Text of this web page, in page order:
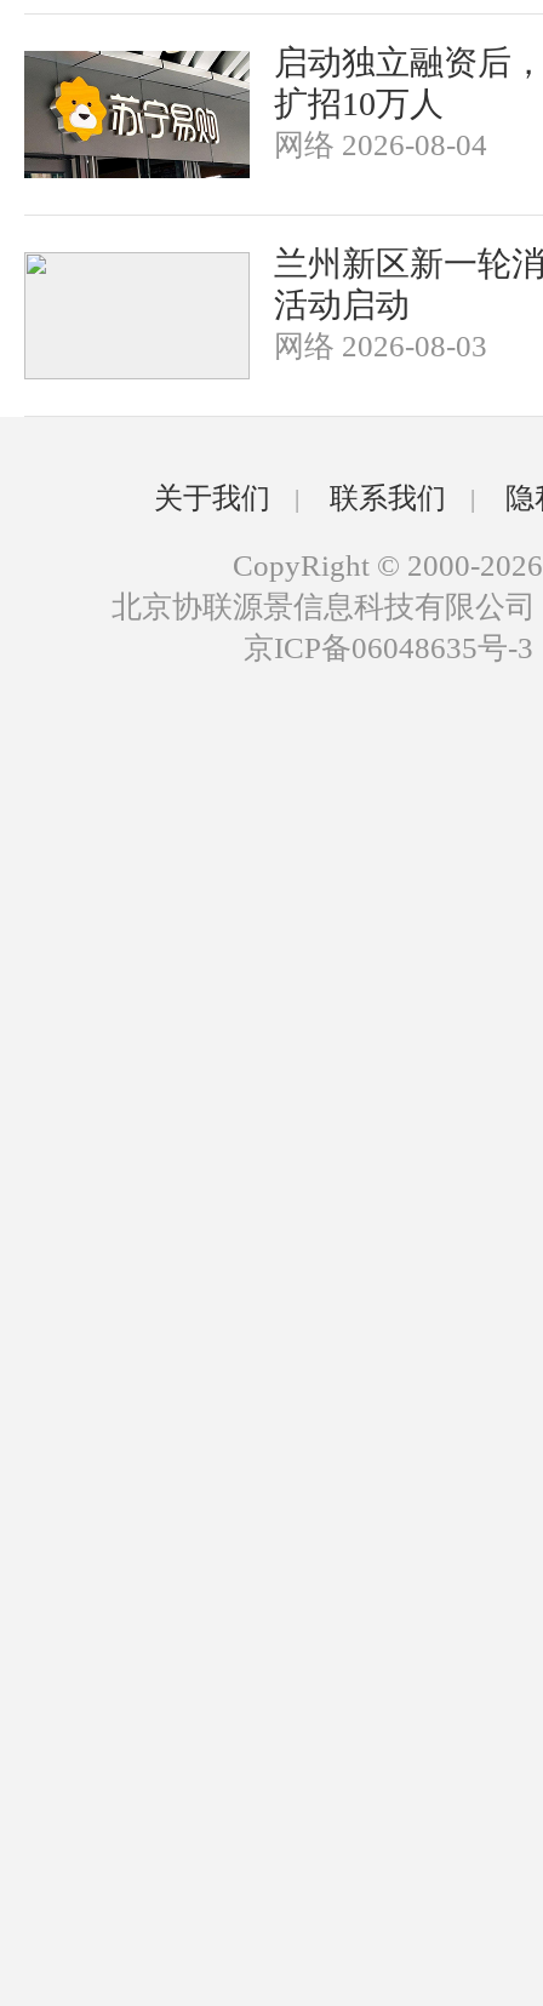
启动独立融资后
扩招10万人
网络 2026-08-04
兰州新区新一轮
活动启动
网络 2026-08-03
关于我们 | 联系我们 |
CopyRight © 2000-2026
北京协联源景信息科技有限公
京ICP备06048635号-3